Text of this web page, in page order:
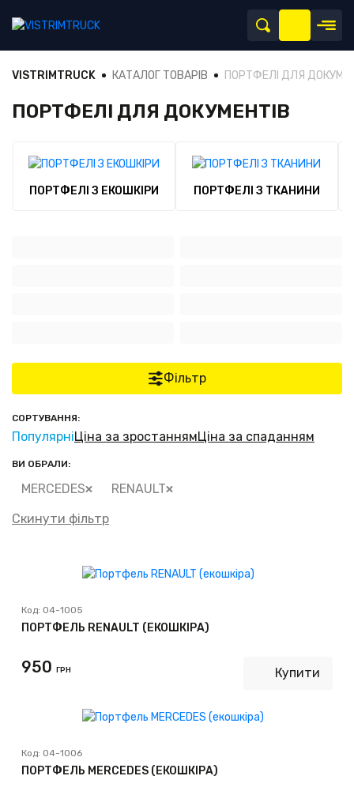
VISTRIMTRUCK КАТАЛОГ ТОВАРІВ ПОРТФЕЛІ ДЛЯ
ПОРТФЕЛІ ДЛЯ ДОКУМЕНТІВ
ПОРТФЕЛІ З ЕКОШКІРИ ПОРТФЕЛІ З ТКАНИНИ
Фільтр
СОРТУВАННЯ:
ПопулярніЦіна за зростаннямЦіна за спаданням
ВИ ОБРАЛИ:
MERCEDES
RENAULT
Скинути фільтр
Код: 04-1005
ПОРТФЕЛЬ RENAULT (ЕКОШКІРА)
950 ГРН Купити
Код: 04-1006
ПОРТФЕЛЬ MERCEDES (ЕКОШКІРА)